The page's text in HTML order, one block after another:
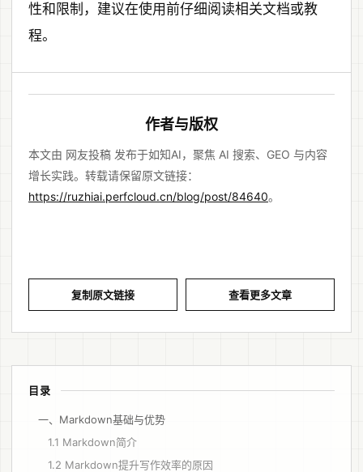
性和限制，建议在使用前仔细阅读相关文档或教
程。
作者与版权
本文由 网友投稿 发布于如知AI，聚焦 AI 搜索、GEO 与内容
增长实践。转载请保留原文链接：
https://ruzhiai.perfcloud.cn/blog/post/84640。
复制原文链接 查看更多文章
目录
一、Markdown基础与优势
1.1 Markdown简介
1.2 Markdown提升写作效率的原因